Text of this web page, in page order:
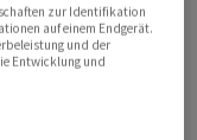
Stand seit Juni
zur Identifikation
auf einem Endgerät.
und der
Entwicklung und